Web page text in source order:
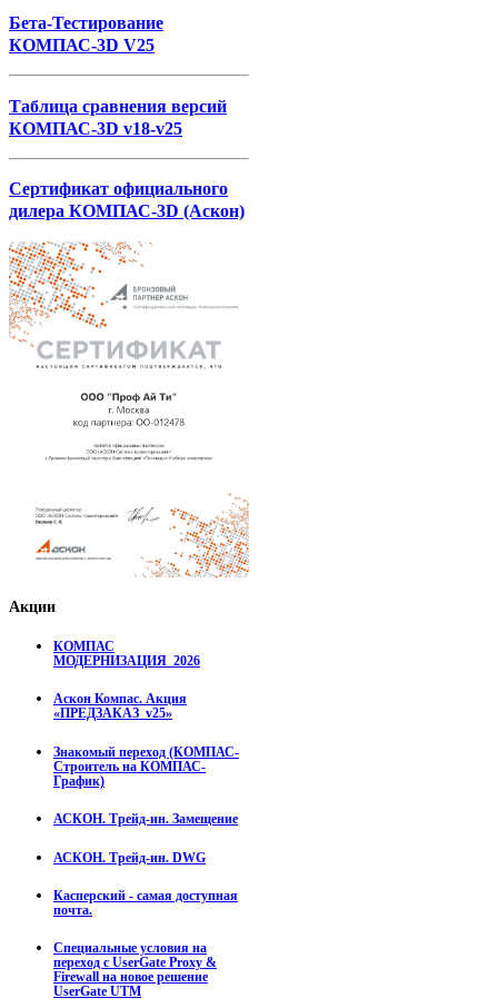
Бета-Тестирование
КОМПАС-3D V25
Таблица сравнения версий
КОМПАС-3D v18-v25
Сертификат официального
дилера КОМПАС-3D (Аскон)
Акции
КОМПАС
МОДЕРНИЗАЦИЯ_2026
Аскон Компас. Акция
«ПРЕДЗАКАЗ_v25»
Знакомый переход (КОМПАС-
Строитель на КОМПАС-
График)
АСКОН. Трейд-ин. Замещение
АСКОН. Трейд-ин. DWG
Касперский - самая доступная
почта.
Специальные условия на
переход с UserGate Proxy &
Firewall на новое решение
UserGate UTM